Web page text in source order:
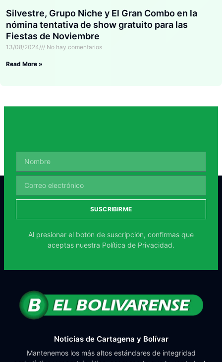
Silvestre, Grupo Niche y El Gran Combo en la
nómina tentativa de show gratuito para las
Fiestas de Noviembre
13/08/2024 No hay comentarios
Read More »
SUSCRIBIRME
Al presionar el botón de suscripción, confirmas que
aceptas nuestra Política de Privacidad.
Noticias de Cartagena y Bolívar
Mantenemos los más altos estándares de integridad